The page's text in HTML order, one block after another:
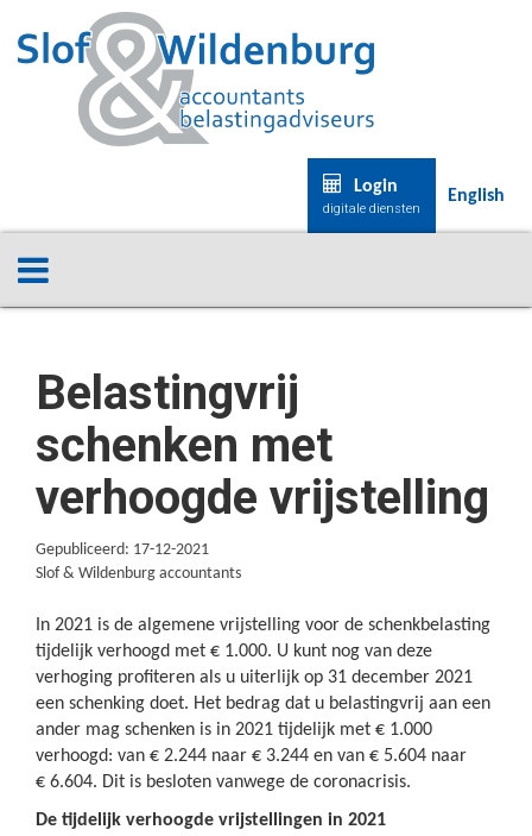
Login
digitale diensten
English
Belastingvrij
schenken met
verhoogde vrijstelling
Gepubliceerd: 17-12-2021
Slof & Wildenburg accountants
In 2021 is de algemene vrijstelling voor de schenkbelasting
tijdelijk verhoogd met € 1.000. U kunt nog van deze
verhoging profiteren als u uiterlijk op 31 december 2021
een schenking doet. Het bedrag dat u belastingvrij aan een
ander mag schenken is in 2021 tijdelijk met € 1.000
verhoogd: van € 2.244 naar € 3.244 en van € 5.604 naar
€ 6.604. Dit is besloten vanwege de coronacrisis.
De tijdelijk verhoogde vrijstellingen in 2021